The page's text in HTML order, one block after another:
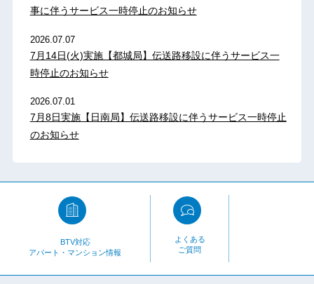
事に伴うサービス一時停止のお知らせ
2026.07.07
7月14日(火)実施【都城局】伝送路移設に伴うサービス一
時停止のお知らせ
2026.07.01
7月8日実施【日南局】伝送路移設に伴うサービス一時停止
のお知らせ
BTV対応
アパート・マンション情報
よくある
ご質問